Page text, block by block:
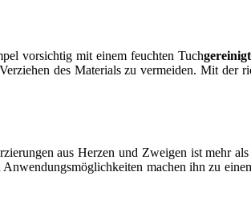
vorsichtig mit einem feuchten Tuchgereinigt
des Materials zu vermeiden. Mit der
aus Herzen und Zweigen ist mehr
machen ihn zu